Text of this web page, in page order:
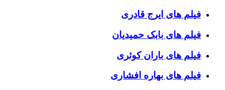
فیلم های ایرج قادری
فیلم های بابک حمیدیان
فیلم های باران کوثری
فیلم های بهاره افشاری